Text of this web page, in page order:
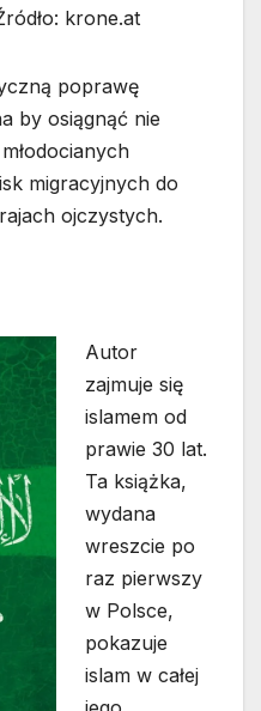
krone.at
poprawę
by osiągnąć nie
migracyjnych do
ojczystych.
Autor
zajmuje się
islamem od
prawie 30 lat.
Ta książka,
wydana
wreszcie po
raz pierwszy
w Polsce,
pokazuje
islam w całej